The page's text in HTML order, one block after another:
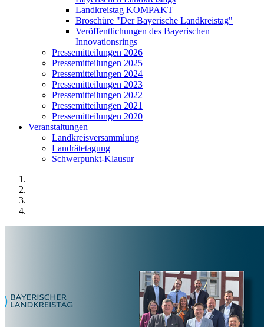
Landkreistag KOMPAKT
Broschüre "Der Bayerische Landkreistag"
Veröffentlichungen des Bayerischen
Innovationsrings
Pressemitteilungen 2026
Pressemitteilungen 2025
Pressemitteilungen 2024
Pressemitteilungen 2023
Pressemitteilungen 2022
Pressemitteilungen 2021
Pressemitteilungen 2020
Veranstaltungen
Landkreisversammlung
Landrätetagung
Schwerpunkt-Klausur